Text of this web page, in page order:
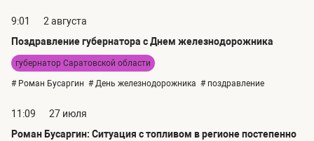
9:01
2 августа
Поздравление губернатора с Днем железнодорожника
губернатор Саратовской области
# Роман Бусаргин # День железнодорожника # поздравление
11:09
27 июля
Роман Бусаргин: Ситуация с топливом в регионе постепенно